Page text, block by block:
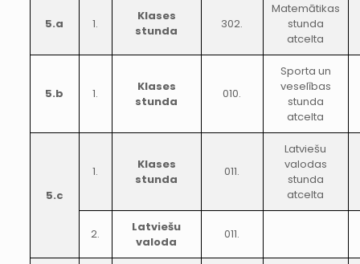
5.a 1.
Klases
stunda
302.
Matemātikas
stunda
atcelta
5.b 1.
Klases
stunda
010.
Sporta un
veselības
stunda
atcelta
5.c
1.
Klases
stunda
011.
Latviešu
valodas
stunda
atcelta
2.
Latviešu
valoda
011.